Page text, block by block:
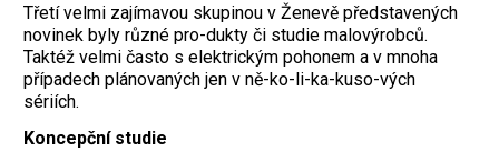
Třetí velmi zajímavou skupinou v Ženevě představených
novinek byly různé pro-dukty či studie malovýrobců.
Taktéž velmi často s elektrickým pohonem a v mnoha
případech plánovaných jen v ně-ko-li-ka-kuso-vých
sériích.
Koncepční studie